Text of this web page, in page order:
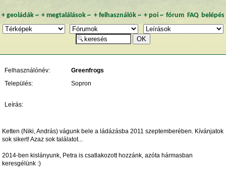
+ geoládák~ +megtalálások ~ + felhasználók~ + poi~ fórum FAQ belépés
Felhasználónév:
Greenfrogs
Település:
Sopron
Leírás:
Ketten (Niki, András) vágunk bele a ládázásba 2011 szeptemberében. Kívánjatok
sok sikert! Azaz sok találatot...
2014-ben kislányunk, Petra is csatlakozott hozzánk, azóta hármasban
keresgélünk :)